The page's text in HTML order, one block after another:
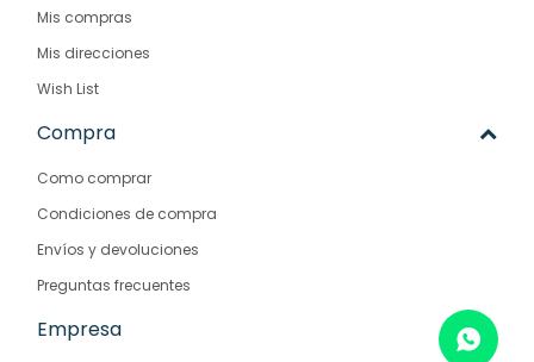
Mis compras
Mis direcciones
Wish List
Compra
Como comprar
Condiciones de compra
Envíos y devoluciones
Preguntas frecuentes
Empresa